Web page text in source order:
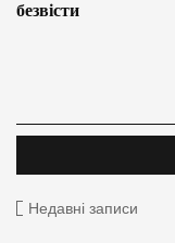
безвісти
Недавні записи